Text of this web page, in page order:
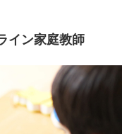
イン家庭教師